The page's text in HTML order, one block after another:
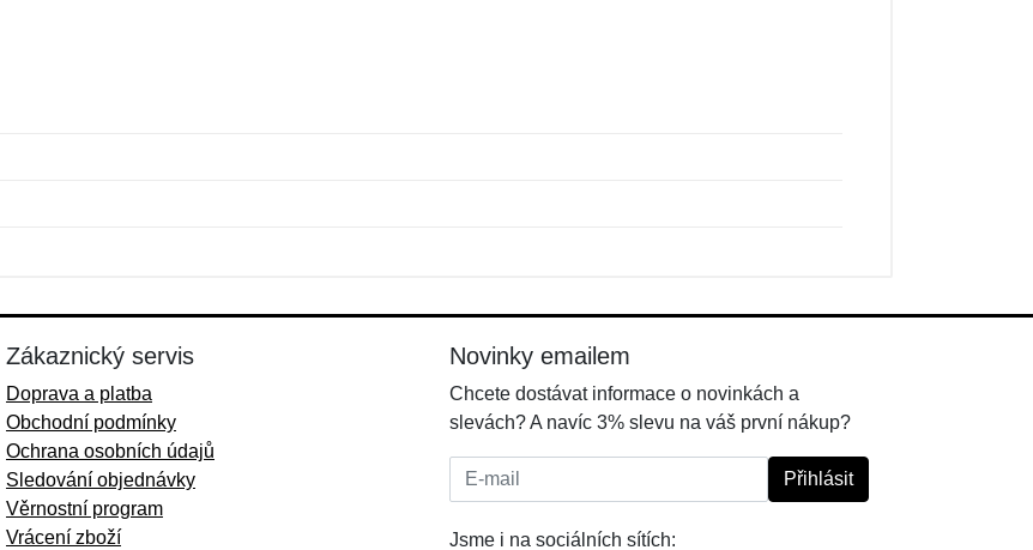
Zákaznický servis
Doprava a platba
Obchodní podmínky
Ochrana osobních údajů
Sledování objednávky
Věrnostní program
Vrácení zboží
Novinky emailem
Chcete dostávat informace o novinkách a
slevách? A navíc 3% slevu na váš první nákup?
E-mail: Přihlásit
Jsme i na sociálních sítích: